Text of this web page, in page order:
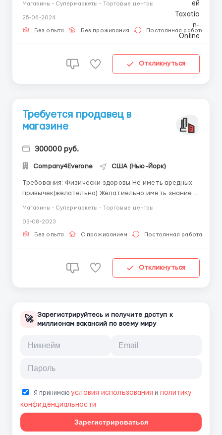
клиентов, звонки, чаты, переписки Возможность
уделять работе более 5 часов в день ...
Магазины - Супермаркеты - Торговые центры
25-06-2024
Без опыта Без проживания Постоянная работа
Откликнуться
Требуется продавец в
магазине
300000 руб.
Company4Everone США (Нью-Йорк)
Требования: Физически здоровы Не иметь вредных
привычек(желательно) Желатиельно иметь знание
или СНГ Где работать? Магзин/бутик в городе
Условия работы: 6 часов в де...
Магазины - Супермаркеты - Торговые центры
03-08-2023
Без опыта С проживанием Постоянная работа
Откликнуться
🚀 Зарегистрируйтесь и получите доступ к
миллионам вакансий по всему миру
Я принимаюусловия использования и политику
конфиденциальности
Зарегистрироваться